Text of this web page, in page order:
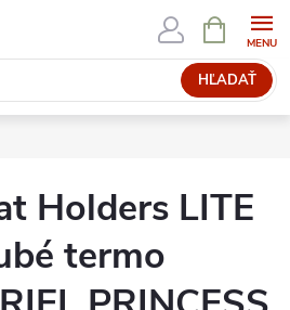
HĽADAŤ
KOŠÍK
Holders LITE
termo